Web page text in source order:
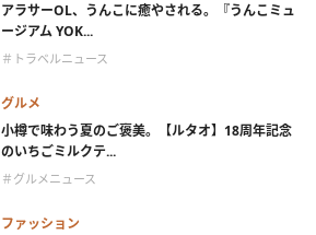
アラサーOL、うんこに癒やされる。『うんこミュ
ージアム YOK...
＃トラベルニュース
グルメ
小樽で味わう夏のご褒美。【ルタオ】18周年記念
のいちごミルクテ...
＃グルメニュース
ファッション